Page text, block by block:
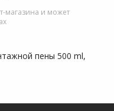
магазина и может
пены 500 ml,